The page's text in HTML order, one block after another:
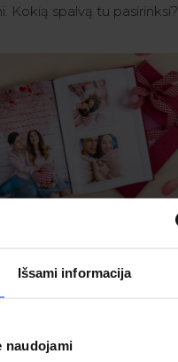
Išsami informacija
naudojami
Kokią spalvą tu pasirinksi?